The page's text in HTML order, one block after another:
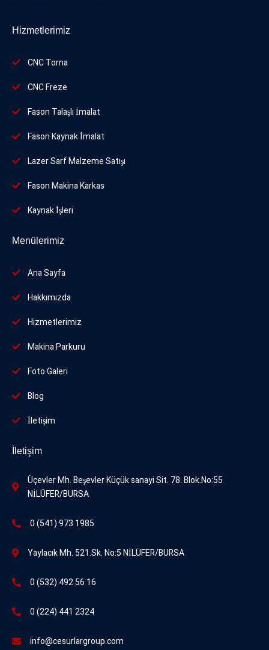
Hizmetlerimiz
CNC Torna
CNC Freze
Fason Talaşlı İmalat
Fason Kaynak İmalat
Lazer Sarf Malzeme Satışı
Fason Makina Karkas
Kaynak İşleri
Menülerimiz
Ana Sayfa
Hakkımızda
Hizmetlerimiz
Makina Parkuru
FotoGaleri
Blog
İletişim
İletişim
Üçevler Mh. Beşevler Küçük sanayi Sit. 78. Blok.No:55
NİLÜFER/BURSA
0 (541) 973 1985
Yaylacık Mh. 521.Sk. No:5 NİLÜFER/BURSA
0 (532) 492 56 16
0 (224) 441 2324
info@cesurlargroup.com